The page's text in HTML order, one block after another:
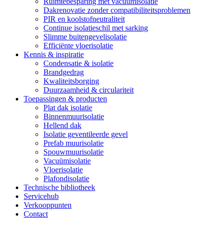
Dakrenovatie zonder compatibiliteitsproblemen
PIR en koolstofneutraliteit
Continue isolatieschil met sarking
Slimme buitengevelisolatie
Efficiënte vloerisolatie
Kennis & inspiratie
Condensatie & isolatie
Brandgedrag
Kwaliteitsborging
Duurzaamheid & circulariteit
Toepassingen & producten
Plat dak isolatie
Binnenmuurisolatie
Hellend dak
Isolatie geventileerde gevel
Prefab muurisolatie
Spouwmuurisolatie
Vacuümisolatie
Vloerisolatie
Plafondisolatie
Technische bibliotheek
Servicehub
Verkooppunten
Contact